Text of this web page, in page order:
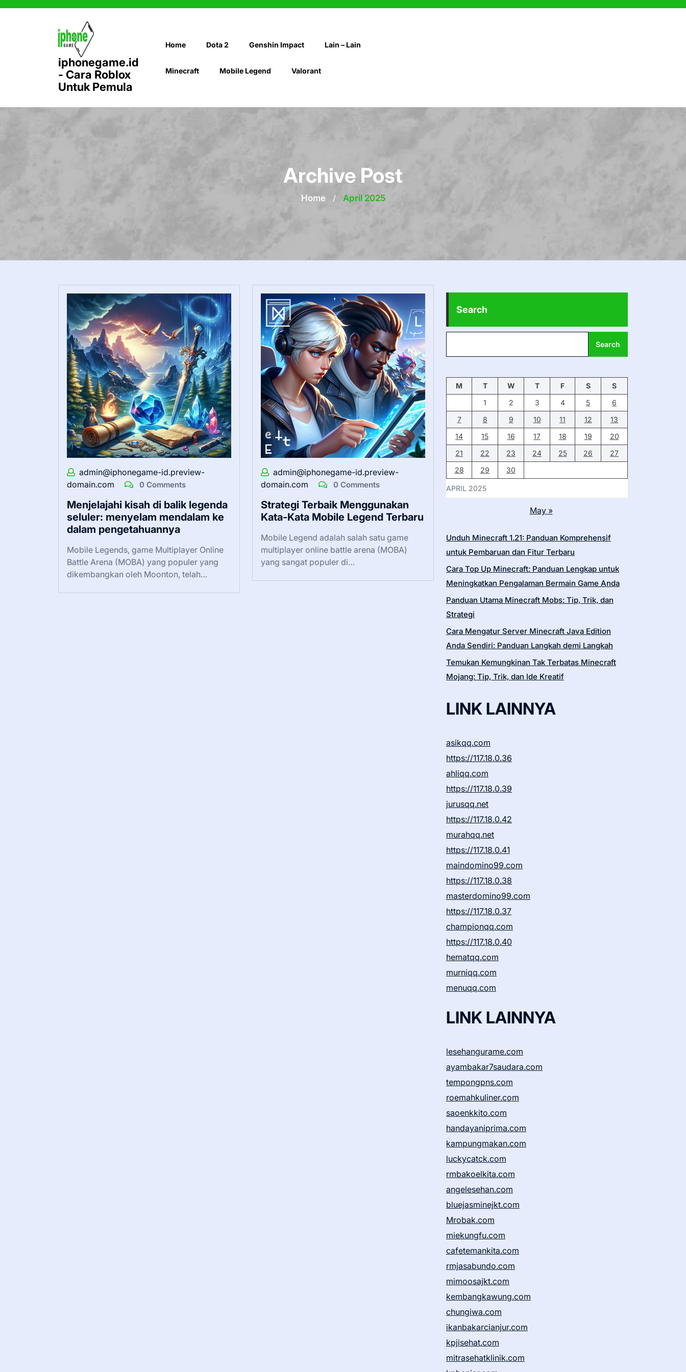
Skip
iphonegame.id
- Cara Roblox
Untuk Pemula
Home Dota 2 Genshin Impact Lain – Lain
Minecraft Mobile Legend Valorant
Archive Post
Home / April 2025
admin@iphonegame-id.preview-
domain.com
0 Comments
Menjelajahi kisah di balik legenda
seluler: menyelam mendalam ke
dalam pengetahuannya
Mobile Legends, game Multiplayer Online
Battle Arena (MOBA) yang populer yang
dikembangkan oleh Moonton, telah…
admin@iphonegame-id.preview-
domain.com
0 Comments
Strategi Terbaik Menggunakan
Kata-Kata Mobile Legend Terbaru
Mobile Legend adalah salah satu game
multiplayer online battle arena (MOBA)
yang sangat populer di…
Search
Search
APRIL 2025
M T W T F S
S
1
2 3 4 5
6
7
8 9 10 11 12
13
14
15 16 17 18 19
20
21
22 23 24 25 26
27
28
29 30
May »
Unduh Minecraft 1.21: Panduan Komprehensif
untuk Pembaruan dan Fitur Terbaru
Cara Top Up Minecraft: Panduan Lengkap untuk
Meningkatkan Pengalaman Bermain Game Anda
Panduan Utama Minecraft Mobs: Tip, Trik, dan
Strategi
Cara Mengatur Server Minecraft Java Edition
Anda Sendiri: Panduan Langkah demi Langkah
Temukan Kemungkinan Tak Terbatas Minecraft
Mojang: Tip, Trik, dan Ide Kreatif
LINK LAINNYA
asikqq.com
https://117.18.0.36
ahliqq.com
https://117.18.0.39
jurusqq.net
https://117.18.0.42
murahqq.net
https://117.18.0.41
maindomino99.com
https://117.18.0.38
masterdomino99.com
https://117.18.0.37
championqq.com
https://117.18.0.40
hematqq.com
murniqq.com
menuqq.com
LINK LAINNYA
lesehangurame.com
ayambakar7saudara.com
tempongpns.com
roemahkuliner.com
saoenkkito.com
handayaniprima.com
kampungmakan.com
luckycatck.com
rmbakoelkita.com
angelesehan.com
bluejasminejkt.com
Mrobak.com
miekungfu.com
cafetemankita.com
rmjasabundo.com
mimoosajkt.com
kembangkawung.com
chungiwa.com
ikanbakarcianjur.com
kpjisehat.com
mitrasehatklinik.com